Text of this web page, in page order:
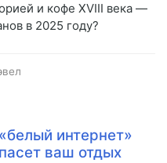
и кофе XVIII века —
в 2025 году?
интернет»
ваш отдых